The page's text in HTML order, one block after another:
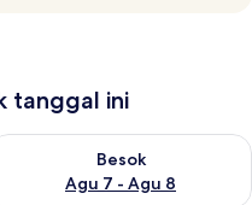
tanggal ini
Agu 6 - Agu 7
Besok
Agu 7 - Agu 8
ketersediaan untuk